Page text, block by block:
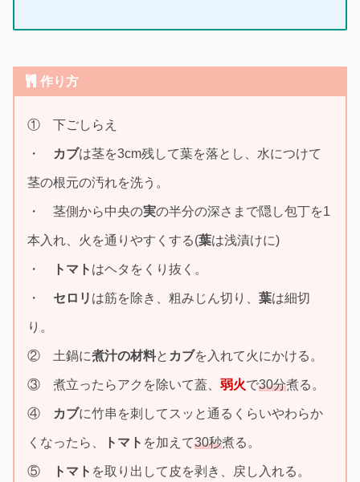
作り方
① 下ごしらえ
・ カブは茎を3cm残して葉を落とし、水につけて
茎の根元の汚れを洗う。
・ 茎側から中央の実の半分の深さまで隠し包丁を1
本入れ、火を通りやすくする(葉は浅漬けに)
・ トマト はヘタをくり抜く。
・ セロリ は筋を除き、粗みじん切り、 葉は細切
り。
② 土鍋に煮汁の材料と カブを入れて火にかける。
③ 煮立ったらアクを除いて蓋、 弱火で30分煮る。
④ カブに竹串を刺してスッと通るくらいやわらか
くなったら、 トマト を加えて30秒煮る。
⑤ トマト を取り出して皮を剥き、戻し入れる。